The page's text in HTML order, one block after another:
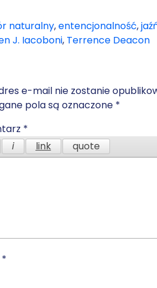
naturalny,entencjonalność,
J. Iacoboni, Terrence Deacon
e-mail nie zostanie
pola są oznaczone *
*
*